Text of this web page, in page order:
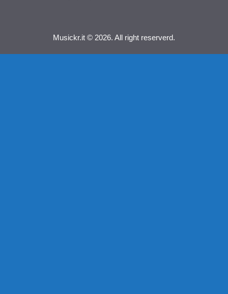
Musickr.it © 2026. All right reserverd.